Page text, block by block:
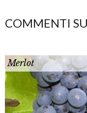
COMMENTI
Merlot